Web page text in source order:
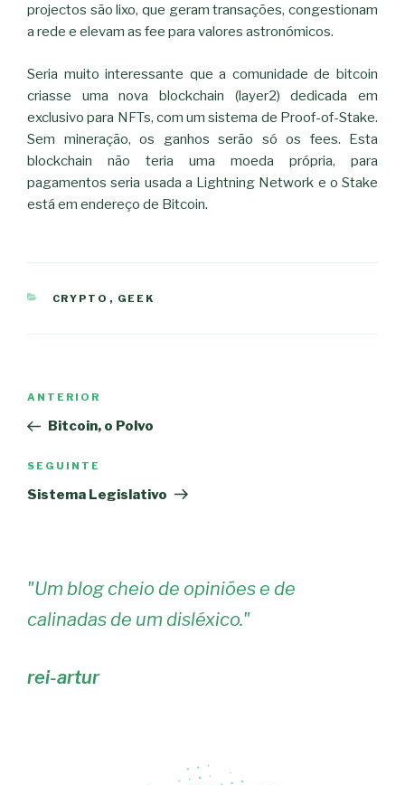
projectos são lixo, que geram transações, congestionam
a rede e elevam as fee para valores astronómicos.
Seria muito interessante que a comunidade de bitcoin
criasse uma nova blockchain (layer2) dedicada em
exclusivo para NFTs, com um sistema de Proof-of-Stake.
Sem mineração, os ganhos serão só os fees. Esta
blockchain não teria uma moeda própria, para
pagamentos seria usada a Lightning Network e o Stake
está em endereço de Bitcoin.
CATEGORIAS
CRYPTO , GEEK
artigos
Conteúdo
anterior
ANTERIOR
Bitcoin, o Polvo
Conteúdo
seguinte
SEGUINTE
Sistema Legislativo
"Um blog cheio de opiniões e de
calinadas de um disléxico."
rei-artur